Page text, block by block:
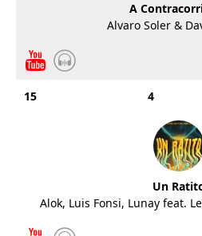
A
Alvaro Soler &
15 4
Un
Alok, Luis Fonsi, Lunay feat.